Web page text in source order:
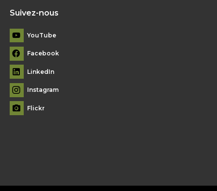
Suivez-nous
YouTube
Facebook
LinkedIn
Instagram
Flickr